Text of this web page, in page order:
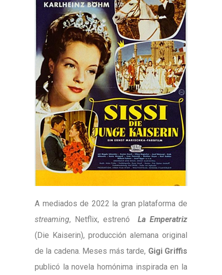
A mediados de 2022 la gran plataforma de
streaming, Netflix, estrenó La Emperatriz
(Die Kaiserin), producción alemana original
de la cadena. Meses más tarde, Gigi Griffis
publicó la novela homónima inspirada en la